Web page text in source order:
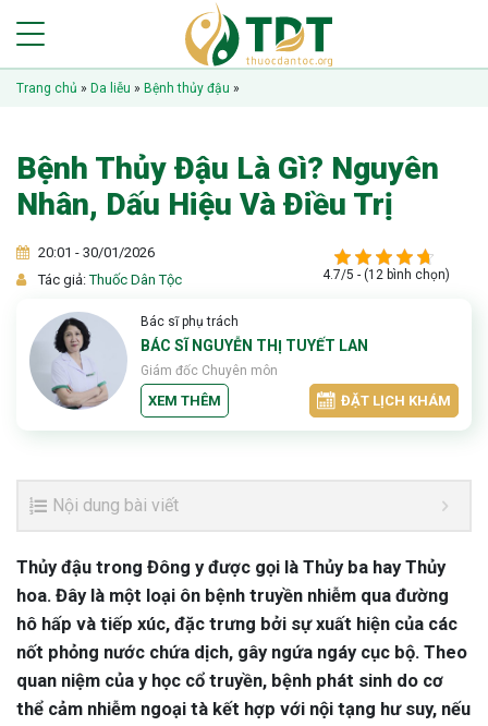
Trang chủ » Da liễu » Bệnh thủy đậu »
Bệnh Thủy Đậu Là Gì? Nguyên
Nhân, Dấu Hiệu Và Điều Trị
20:01 - 30/01/2026
Tác giả:Thuốc Dân Tộc 4.7/5 - (12 bình chọn)
Bác sĩ phụ trách
BÁC SĨ NGUYỄN THỊ TUYẾT LAN
Giám đốc Chuyên môn
XEM THÊM ĐẶT LỊCH KHÁM
Nội dung bài viết
Thủy đậu trong Đông y được gọi là Thủy ba hay Thủy
hoa. Đây là một loại ôn bệnh truyền nhiễm qua đường
hô hấp và tiếp xúc, đặc trưng bởi sự xuất hiện của các
nốt phỏng nước chứa dịch, gây ngứa ngáy cục bộ. Theo
quan niệm của y học cổ truyền, bệnh phát sinh do cơ
thể cảm nhiễm ngoại tà kết hợp với nội tạng hư suy, nếu